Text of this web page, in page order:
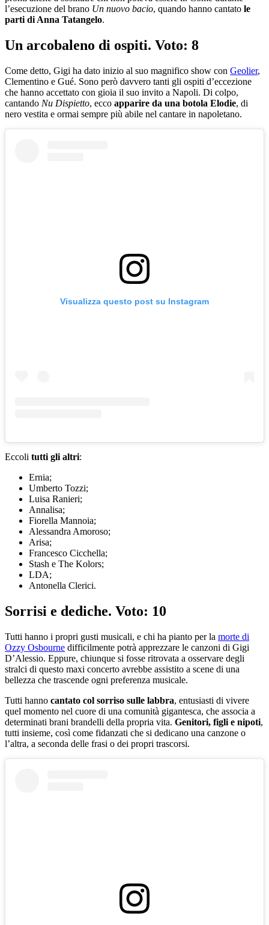
l’esecuzione del brano Un nuovo bacio, quando hanno cantato le
parti di Anna Tatangelo.
Un arcobaleno di ospiti. Voto: 8
Come detto, Gigi ha dato inizio al suo magnifico show con Geolier,
Clementino e Gué. Sono però davvero tanti gli ospiti d’eccezione
che hanno accettato con gioia il suo invito a Napoli. Di colpo,
cantando Nu Dispietto, ecco apparire da una botola Elodie, di
nero vestita e ormai sempre più abile nel cantare in napoletano.
Visualizza questo post su Instagram
Eccoli tutti gli altri:
Ernia;
Umberto Tozzi;
Luisa Ranieri;
Annalisa;
Fiorella Mannoia;
Alessandra Amoroso;
Arisa;
Francesco Cicchella;
Stash e The Kolors;
LDA;
Antonella Clerici.
Sorrisi e dediche. Voto: 10
Tutti hanno i propri gusti musicali, e chi ha pianto per la morte di
Ozzy Osbourne difficilmente potrà apprezzare le canzoni di Gigi
D’Alessio. Eppure, chiunque si fosse ritrovata a osservare degli
stralci di questo maxi concerto avrebbe assistito a scene di una
bellezza che trascende ogni preferenza musicale.
Tutti hanno cantato col sorriso sulle labbra, entusiasti di vivere
quel momento nel cuore di una comunità gigantesca, che associa a
determinati brani brandelli della propria vita. Genitori, figli e nipoti,
tutti insieme, così come fidanzati che si dedicano una canzone o
l’altra, a seconda delle frasi o dei propri trascorsi.